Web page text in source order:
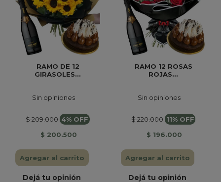
RAMO DE 12
GIRASOLES...
Sin opiniones
$ 209.000 4% OFF
$ 200.500
Agregar al carrito
Dejá tu opinión
RAMO 12 ROSAS
ROJAS...
Sin opiniones
$ 220.000 11% OFF
$ 196.000
Agregar al carrito
Dejá tu opinión